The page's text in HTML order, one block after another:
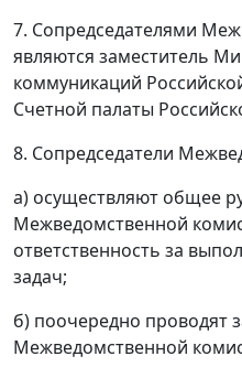
7. Сопредседателями
являются заместитель
коммуникаций
Счетной палаты
8. Сопредседатели
а) осуществляют общее
Межведомственной
ответственность за
задач;
б) поочередно проводят
Межведомственной